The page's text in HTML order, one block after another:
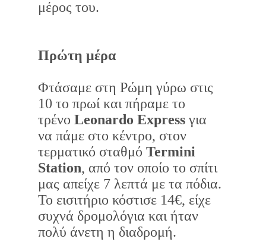
μέρος του.
Πρώτη μέρα
Φτάσαμε στη Ρώμη γύρω στις
10 το πρωί και πήραμε το
τρένο Leonardo Express για
να πάμε στο κέντρο, στον
τερματικό σταθμό Termini
Station, από τον οποίο το σπίτι
μας απείχε 7 λεπτά με τα πόδια.
Το εισιτήριο κόστισε 14€, είχε
συχνά δρομολόγια και ήταν
πολύ άνετη η διαδρομή.